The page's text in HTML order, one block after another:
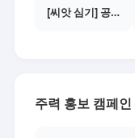
[씨앗 심기] 공지보기 - 새내기 필수 주의사항
주력 홍보 캠페인